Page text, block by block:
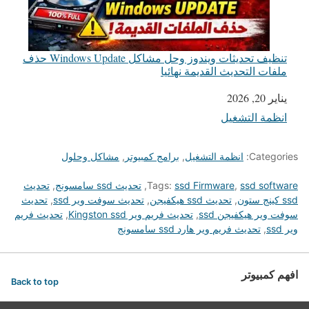
تنظيف تحديثات ويندوز وحل مشاكل Windows Update حذف
ملفات التحديث القديمة نهائيا
التاريخ
يناير 20, 2026
في ما يتعلق بما يأتي
انظمة التشغيل
Categories: انظمة التشغيل, برامج كمبيوتر , مشاكل وحلول
Tags: ssd Firmware, ssd software
, تحديث ssd سامسونج , تحديث
ssd كينج ستون
, تحديث ssd هيكفيجن , تحديث سوفت وير ssd , تحديث
سوفت وير هيكفيجن ssd
, تحديث فريم وير Kingston ssd , تحديث فريم
وير ssd
, تحديث فريم وير هارد ssd سامسونج
افهم كمبيوتر Back to top